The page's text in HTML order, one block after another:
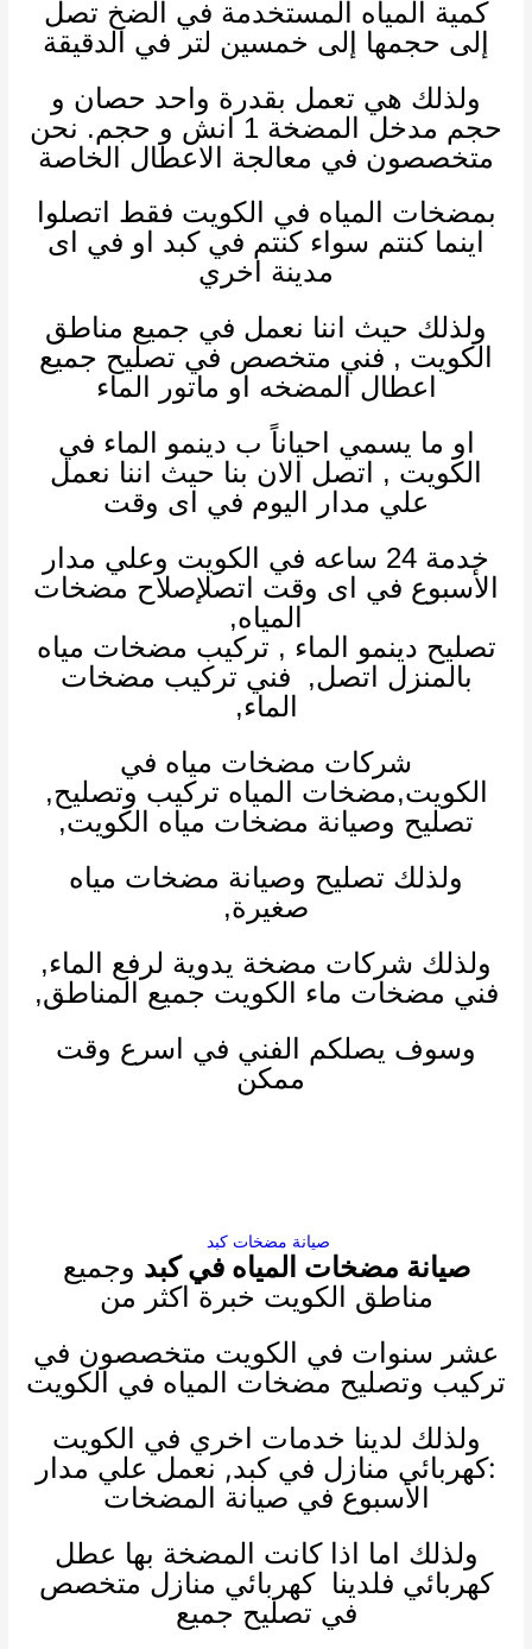
كمية المياه المستخدمة في الضخ تصل
إلى حجمها إلى خمسين لتر في الدقيقة
ولذلك هي تعمل بقدرة واحد حصان و
حجم مدخل المضخة 1 انش و حجم. نحن
متخصصون في معالجة الاعطال الخاصة
بمضخات المياه في الكويت فقط اتصلوا
اينما كنتم سواء كنتم في كبد او في اى
مدينة اخري
ولذلك حيث اننا نعمل في جميع مناطق
الكويت , فني متخصص في تصليح جميع
اعطال المضخه او ماتور الماء
او ما يسمي احياناً ب دينمو الماء في
الكويت , اتصل الان بنا حيث اننا نعمل
علي مدار اليوم في اى وقت
خدمة 24 ساعه في الكويت وعلي مدار
الأسبوع في اى وقت اتصلإصلاح مضخات
المياه,
تصليح دينمو الماء , تركيب مضخات مياه
بالمنزل اتصل,
فني تركيب مضخات
الماء,
شركات مضخات مياه في
الكويت,مضخات المياه تركيب وتصليح,
تصليح وصيانة مضخات مياه الكويت,
ولذلك تصليح وصيانة مضخات مياه
صغيرة,
ولذلك شركات مضخة يدوية لرفع الماء,
فني مضخات ماء الكويت جميع المناطق,
وسوف يصلكم الفني في اسرع وقت
ممكن
صيانة مضخات كبد
صيانة مضخات المياه في كبد وجميع
مناطق الكويت خبرة اكثر من
عشر سنوات في الكويت متخصصون في
تركيب وتصليح مضخات المياه في الكويت
ولذلك لدينا خدمات اخري في الكويت
:كهربائي منازل في كبد, نعمل علي مدار
الأسبوع في صيانة المضخات
ولذلك اما اذا كانت المضخة بها عطل
كهربائي فلديناكهربائي منازل متخصص
في تصليح جميع